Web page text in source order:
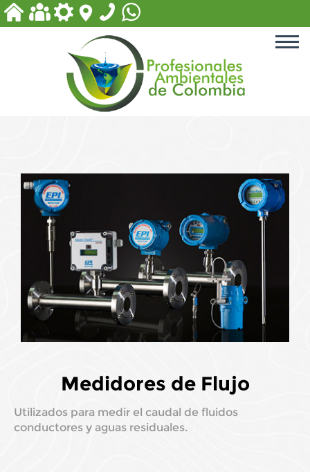
ACCESORIOS PARA PISCINA
EQUIPOS PARA PLANTAS
DE TRATAMIENTO
PRODUCTOS PARA PISCINAS
Y DE DESINFECCIÓN
Medidores de Flujo
Utilizados para medir el caudal de fluidos
conductores y aguas residuales.